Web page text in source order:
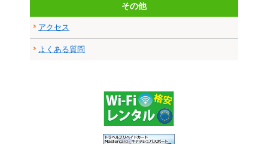
その他
アクセス
よくある質問